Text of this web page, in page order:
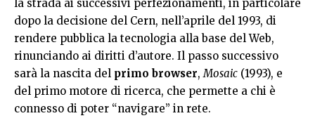
la strada ai successivi perfezionamenti, in particolare
dopo la decisione del Cern, nell’aprile del 1993, di
rendere pubblica la tecnologia alla base del Web,
rinunciando ai diritti d’autore. Il passo successivo
sarà la nascita del primo browser, Mosaic (1993), e
del primo motore di ricerca, che permette a chi è
connesso di poter “navigare” in rete.